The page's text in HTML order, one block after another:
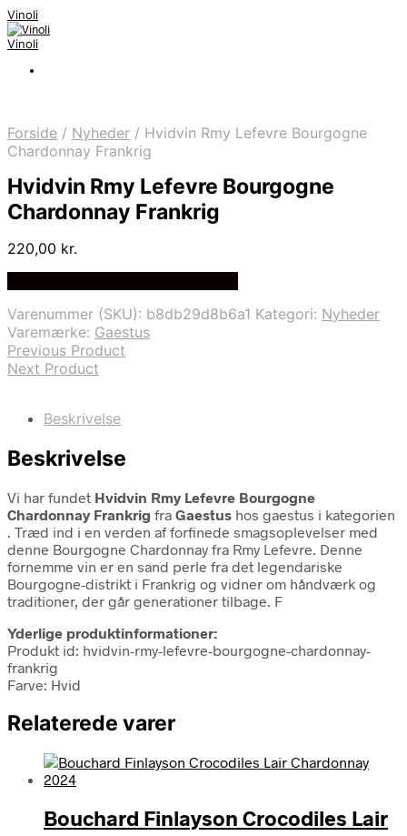
Vinoli
Vinoli
Forside / Nyheder / Hvidvin Rmy Lefevre Bourgogne
Chardonnay Frankrig
Hvidvin Rmy Lefevre Bourgogne
Chardonnay Frankrig
220,00 kr.
Varenummer (SKU): b8db29d8b6a1 Kategori: Nyheder
Varemærke: Gaestus
Previous Product
Next Product
Beskrivelse
Beskrivelse
Vi har fundet Hvidvin Rmy Lefevre Bourgogne
Chardonnay Frankrig fra Gaestus hos gaestus i kategorien
. Træd ind i en verden af forfinede smagsoplevelser med
denne Bourgogne Chardonnay fra Rmy Lefevre. Denne
fornemme vin er en sand perle fra det legendariske
Bourgogne-distrikt i Frankrig og vidner om håndværk og
traditioner, der går generationer tilbage. F
Yderlige produktinformationer:
Produkt id: hvidvin-rmy-lefevre-bourgogne-chardonnay-
frankrig
Farve: Hvid
Relaterede varer
Bouchard Finlayson Crocodiles Lair